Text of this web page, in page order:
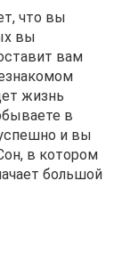
что вы
вы
вам
жизнь
в
и вы
в котором
большой